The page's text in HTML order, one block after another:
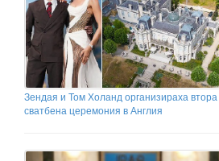
Зендая и Том Холанд организираха втора
сватбена церемония в Англия